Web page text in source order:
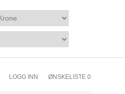
LOGG INN ØNSKELISTE 0